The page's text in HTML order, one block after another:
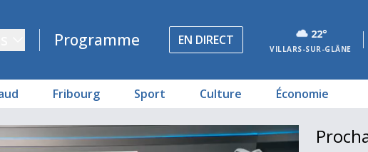
Programme EN DIRECT 22°
VILLARS-SUR-GLÂNE
Fribourg Sport Culture Économie